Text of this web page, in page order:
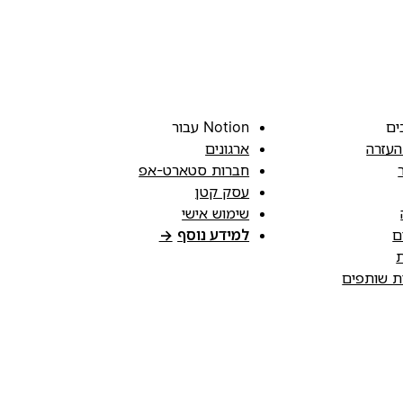
שותפים
Notion עבור
ארגונים
חברות סטארט-אפ
עסק קטן
שימוש אישי
למידע נוסף →